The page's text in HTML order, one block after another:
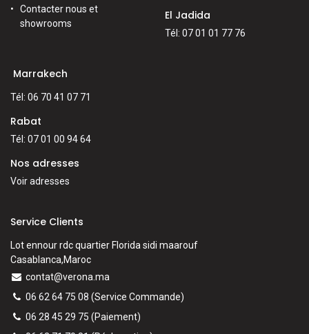
Contacter nous et
showrooms
El Jadida
Tél: 07 01 01 77 76
Marrakech
Tél: 06 70 41 07 71
Rabat
Tél: 07 01 00 94 64
Nos adresses
Voir adresses
Service Clients
Lot ennour rdc quartier Florida sidi maarouf
Casablanca,Maroc
contat@verona.ma
06 62 64 75 08 (Service Commande)
06 28 45 29 75 (Paiement)